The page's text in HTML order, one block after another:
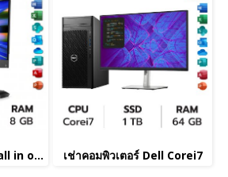
เช่าคอมพิวเตอร์ Dell all in one Corei5 เช่าคอมพิวเตอร์ Dell Corei7